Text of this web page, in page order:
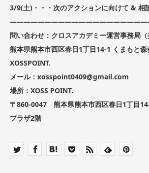
3/9(土)・・・次のアクションに向けて & 相
問い合わせ：クロスアカデミー運営事務局
熊本県熊本市西区春日1丁目14-1 くまもと
XOSSPOINT.
メール：xosspoint0409@gmail.com
場所：XOSS POINT.
〒860-0047 熊本県熊本市西区春日1丁目
プラザ2階